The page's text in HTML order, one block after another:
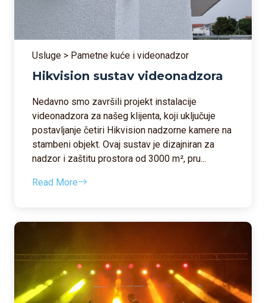
Usluge > Pametne kuće i videonadzor
Hikvision sustav videonadzora
Nedavno smo završili projekt instalacije
videonadzora za našeg klijenta, koji uključuje
postavljanje četiri Hikvision nadzorne kamere na
stambeni objekt. Ovaj sustav je dizajniran za
nadzor i zaštitu prostora od 3000 m², pru...
Read More